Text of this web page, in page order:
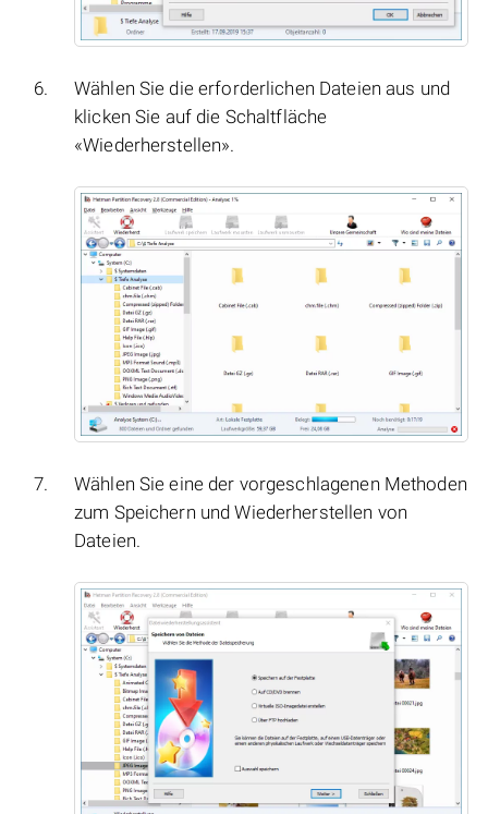
Wählen Sie die erforderlichen Dateien aus und
klicken Sie auf die Schaltfläche
«Wiederherstellen».
Wählen Sie eine der vorgeschlagenen Methoden
zum Speichern und Wiederherstellen von
Dateien.